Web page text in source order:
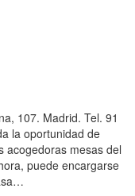
107. Madrid. Tel. 91
la oportunidad de
acogedoras mesas del
puede encargarse